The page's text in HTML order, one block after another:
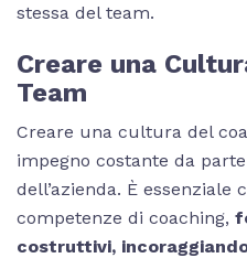
stessa del team.
Creare una
Team
Creare una cultura del
impegno costante da
dell’azienda. È
competenze di coaching,
costruttivi,